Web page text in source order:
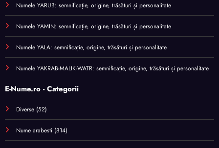
Numele YARUB: semnificație, origine, trăsături și personalitate
Numele YAMIN: semnificație, origine, trăsături și personalitate
Numele YALA: semnificație, origine, trăsături și personalitate
Numele YAKRAB-MALIK-WATR: semnificație, origine, trăsături și personalitate
E-Nume.ro - Categorii
Diverse (52)
Nume arabesti (814)